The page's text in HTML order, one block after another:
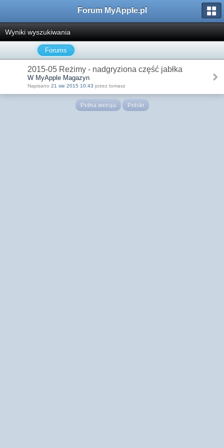
Forum MyApple.pl
Wyniki wyszukiwania
Forums
2015-05 Reżimy - nadgryziona część jabłka
W MyApple Magazyn
Napisano 21 sie 2015 10:43 przez tomasz
Pełna wersja Polski